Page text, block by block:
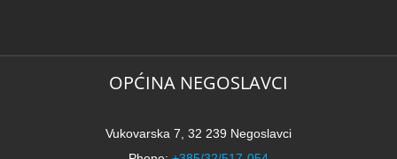
OPĆINA NEGOSLAVCI
Vukovarska 7, 32 239 Negoslavci